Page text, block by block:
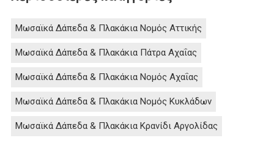
Μωσαϊκά Δάπεδα & Πλακάκια Νομός Αττικής
Μωσαϊκά Δάπεδα & Πλακάκια Πάτρα Αχαΐας
Μωσαϊκά Δάπεδα & Πλακάκια Νομός Αχαΐας
Μωσαϊκά Δάπεδα & Πλακάκια Νομός Κυκλάδων
Μωσαϊκά Δάπεδα & Πλακάκια Κρανίδι Αργολίδας